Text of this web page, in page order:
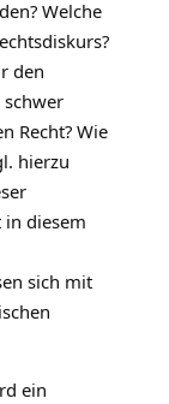
Welche
den
Recht? Wie
hierzu
in diesem
sich mit
ein